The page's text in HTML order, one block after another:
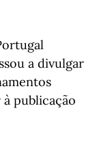
a divulgar
publicação